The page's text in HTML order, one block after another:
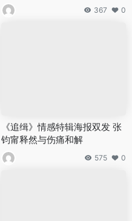
367 0
《追缉》情感特辑海报双发 张
钧甯释然与伤痛和解
575 0